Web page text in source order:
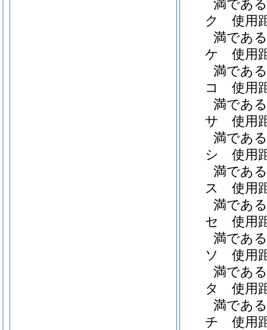
満であ
ク
使用
満であ
ケ
使用
満であ
コ
使用
満であ
サ
使用
満であ
シ
使用
満であ
ス
使用
満であ
セ
使用
満であ
ソ
使用
満であ
タ
使用
満であ
チ
使用